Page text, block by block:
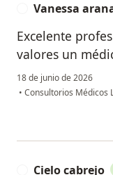
Vanessa
Excelente
valores un
18 de junio de 2026
• Consultorios Médicos
Cielo cabrejo